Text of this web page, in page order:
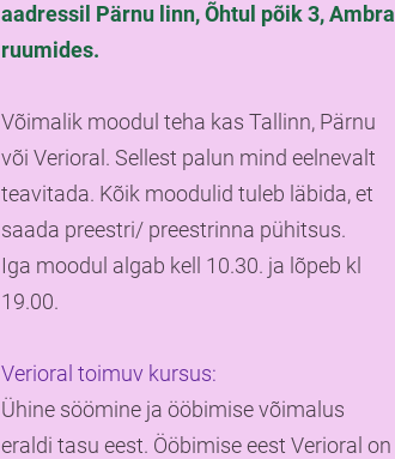
aadressil Pärnu linn, Õhtul põik 3, Ambra
ruumides.
Võimalik moodul teha kas Tallinn, Pärnu
või Verioral. Sellest palun mind eelnevalt
teavitada. Kõik moodulid tuleb läbida, et
saada preestri/ preestrinna pühitsus.
Iga moodul algab kell 10.30. ja lõpeb kl
19.00.
Verioral toimuv kursus:
Ühine söömine ja ööbimise võimalus
eraldi tasu eest. Ööbimise eest Verioral on